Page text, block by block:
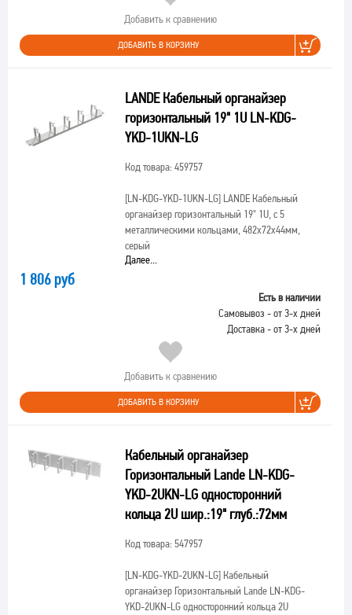
Добавить к сравнению
ДОБАВИТЬ В КОРЗИНУ
LANDE Кабельный органайзер
горизонтальный 19" 1U LN-KDG-
YKD-1UKN-LG
Код товара: 459757
[LN-KDG-YKD-1UKN-LG]LANDE Кабельный
органайзер горизонтальный 19" 1U, с 5
металлическими кольцами, 482х72х44мм,
серый
Далее...
1 806 руб
Есть в наличии
Самовывоз - от 3-х дней
Доставка - от 3-х дней
Добавить к сравнению
ДОБАВИТЬ В КОРЗИНУ
Кабельный органайзер
Горизонтальный Lande LN-KDG-
YKD-2UKN-LG односторонний
кольца 2U шир.:19" глуб.:72мм
Код товара: 547957
[LN-KDG-YKD-2UKN-LG]Кабельный
органайзер Горизонтальный Lande LN-KDG-
YKD-2UKN-LG односторонний кольца 2U